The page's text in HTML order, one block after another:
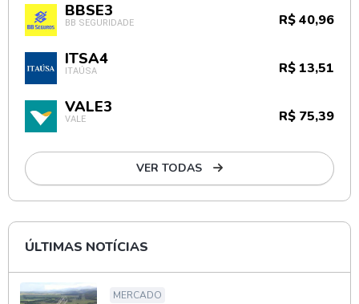
BBSE3
BB SEGURIDADE R$ 40,96
ITSA4
ITAÚSA R$ 13,51
VALE3
VALE R$ 75,39
VER TODAS
ÚLTIMAS NOTÍCIAS
MERCADO